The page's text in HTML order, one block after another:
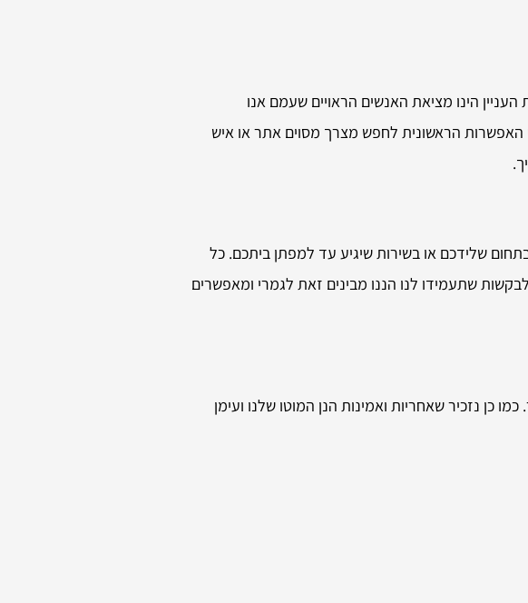
הינו מציאת האנשים הראויים שעמם אנו
האפשרות הראשונית לחפש מצרך מסוים אתר או איש
שלידכם או בשירות שיגיע עד למפתן ביתכם. כל
שתעמידו לנו הננו מבינים זאת לגמרי ומאפשרים
כן נזכיר שאחריות ואמינות הנן המוטו שלנו ועימן